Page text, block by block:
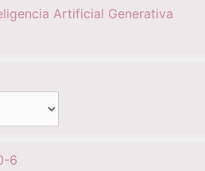
Artificial Generativa
6